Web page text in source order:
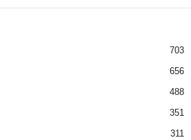
703
656
488
351
311